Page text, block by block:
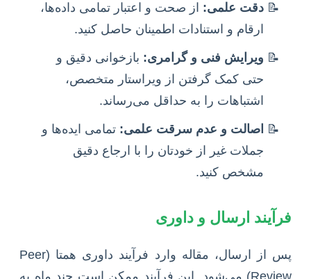
دقت علمی: از صحت و اعتبار تمامی داده‌ها،
ارقام و استنادات اطمینان حاصل کنید.
ویرایش فنی و گرامری: بازخوانی دقیق و
حتی کمک گرفتن از ویراستار متخصص،
اشتباهات را به حداقل می‌رساند.
اصالت و عدم سرقت علمی: تمامی ایده‌ها و
جملات غیر از خودتان را با ارجاع دقیق
مشخص کنید.
فرآیند ارسال و داوری
پس از ارسال، مقاله وارد فرآیند داوری همتا (Peer
Review) می‌شود. این فرآیند ممکن است چند ماه به